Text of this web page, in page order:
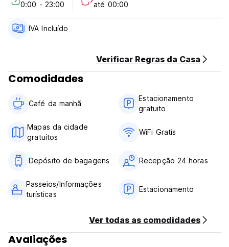
0:00 - 23:00
até 00:00
IVA Incluído
Verificar Regras da Casa
Comodidades
Café da manhã
Estacionamento
gratuito
Mapas da cidade
gratuítos
WiFi Gratís
Depósito de bagagens Recepção 24 horas
Passeios/Informações
turísticas
Estacionamento
Ver todas as comodidades
Avaliações